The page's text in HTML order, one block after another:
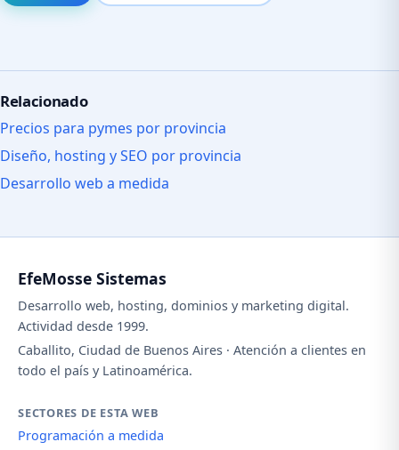
Relacionado
Precios para pymes por provincia
Diseño, hosting y SEO por provincia
Desarrollo web a medida
EfeMosse Sistemas
Desarrollo web, hosting, dominios y marketing digital.
Actividad desde 1999.
Caballito, Ciudad de Buenos Aires · Atención a clientes en
todo el país y Latinoamérica.
SECTORES DE ESTA WEB
Programación a medida